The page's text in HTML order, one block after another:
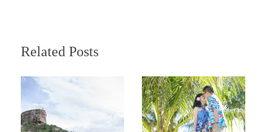
Related Posts